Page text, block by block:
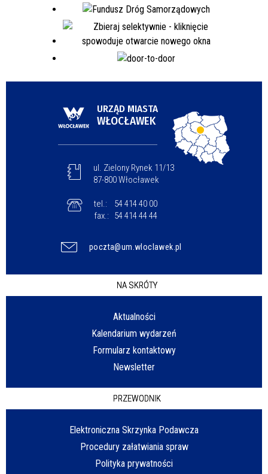
URZĄD MIASTA
WŁOCŁAWEK
ul. Zielony Rynek 11/13
87-800 Włocławek
tel.:
54 414 40 00
fax.:
54 414 44 44
poczta@um.wloclawek.pl
NA SKRÓTY
Aktualności
Kalendarium wydarzeń
Formularz kontaktowy
Newsletter
PRZEWODNIK
Elektroniczna Skrzynka Podawcza
Procedury załatwiania spraw
Polityka prywatności